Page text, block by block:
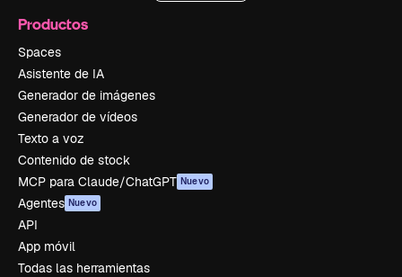
Productos
Spaces
Asistente de IA
Generador de imágenes
Generador de vídeos
Texto a voz
Contenido de stock
MCP para Claude/ChatGPT Nuevo
Agentes Nuevo
API
App móvil
Todas las herramientas